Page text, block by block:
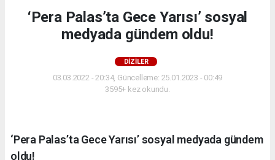
‘Pera Palas’ta Gece Yarısı’ sosyal
medyada gündem oldu!
DİZİLER
03.03.2022 - 20:34, Güncelleme: 25.01.2023 - 00:49
3595+ kez okundu.
‘Pera Palas’ta Gece Yarısı’ sosyal medyada gündem
oldu!